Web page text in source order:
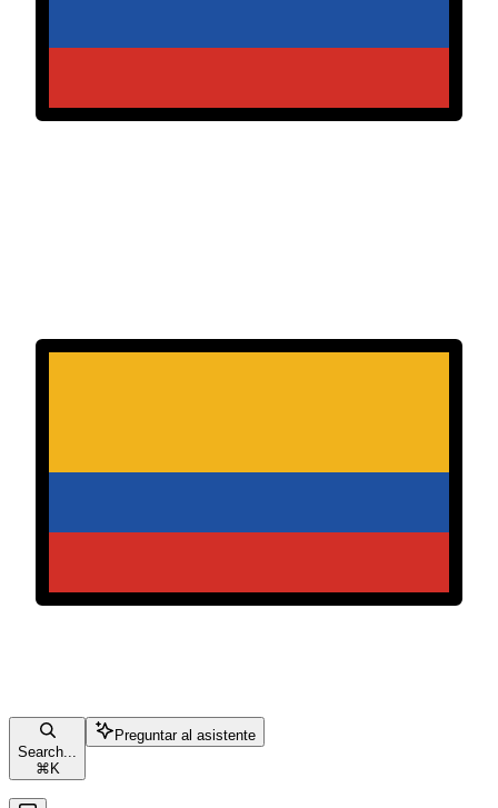
Search...
⌘ K
Preguntar al asistente